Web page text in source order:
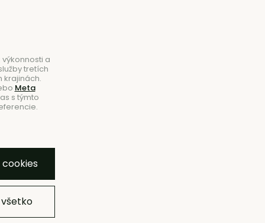
Hľadať
NOVINKY
Pridať do zoznamu
a
tretích
krajinách.
Meta
s týmto